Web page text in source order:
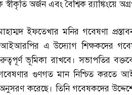
স্বীকৃতি অর্জন এবং বৈশ্বিক র‌্যাঙ্কিংয়ে
ইফতেখার মনির গবেষণা
আইআরপির এ উদ্যোগ শিক্ষকদের
ভূমিকা রাখবে। সভাপতির
গুণগত মান নিশ্চিত করতে
অনুসরণ করেছে। তিনি গবেষকদের